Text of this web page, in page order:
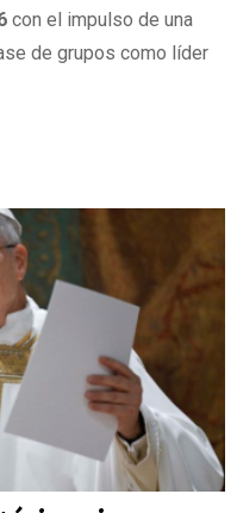
con el impulso de una
de grupos como líder